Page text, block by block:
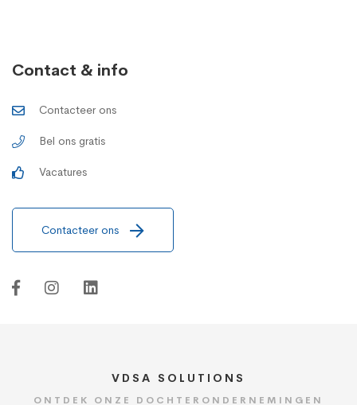
Contact & info
Contacteer ons
Bel ons gratis
Vacatures
Contacteer ons
VDSA SOLUTIONS
ONTDEK ONZE DOCHTERONDERNEMINGEN